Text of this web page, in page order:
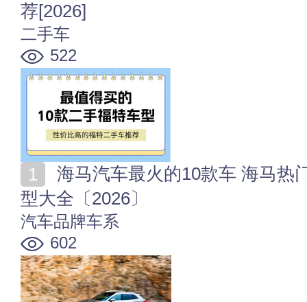
荐[2026]
二手车
522
型大全〔2026〕
汽车品牌车系
602